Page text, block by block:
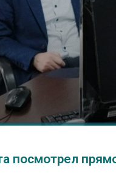
посмотрел